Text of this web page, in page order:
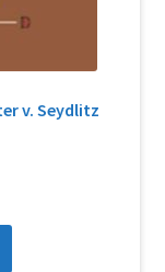
v. Seydlitz